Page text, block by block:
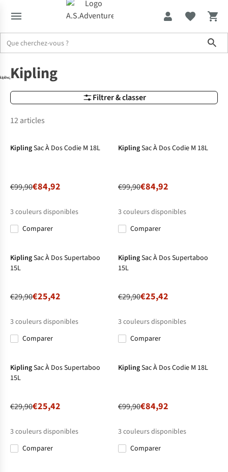
Marques Kipling
Filtrer & classer
Kipling
12 articles
KiplingSac À Dos Codie M 18L
€99,90€84,92
3couleurs disponibles
%
% %
Comparer
KiplingSac À Dos Codie M 18L
€99,90€84,92
3couleurs disponibles
%
% %
Comparer
KiplingSac À Dos Supertaboo
15L
€29,90€25,42
3couleurs disponibles
%
% %
Comparer
KiplingSac À Dos Supertaboo
15L
€29,90€25,42
3couleurs disponibles
%
% %
Comparer
KiplingSac À Dos Supertaboo
15L
€29,90€25,42
3couleurs disponibles
%
% %
Comparer
KiplingSac À Dos Codie M 18L
€99,90€84,92
3couleurs disponibles
%
% %
Comparer